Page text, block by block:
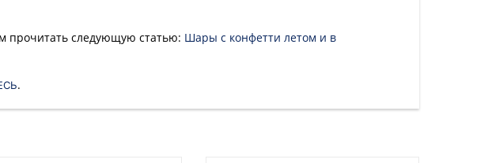
прочитать следующую статью: Шары с конфетти летом и в
.